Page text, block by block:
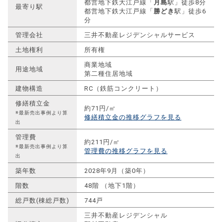
最寄り駅
都営地下鉄大江戸線「 月島駅」徒歩8分
都営地下鉄大江戸線「 勝どき駅」徒歩6
分
管理会社
三井不動産レジデンシャルサービス
土地権利
所有権
用途地域
商業地域
第二種住居地域
建物構造
RC（鉄筋コンクリート）
修繕積立金
※最新売出事例より算
出
約71円/㎡
修繕積立金の推移グラフを見る
管理費
※最新売出事例より算
出
約211円/㎡
管理費の推移グラフを見る
築年数
2028年9月（築0年）
階数
48階 （地下1階）
総戸数(棟総戸数)
744戸
三井不動産レジデンシャル